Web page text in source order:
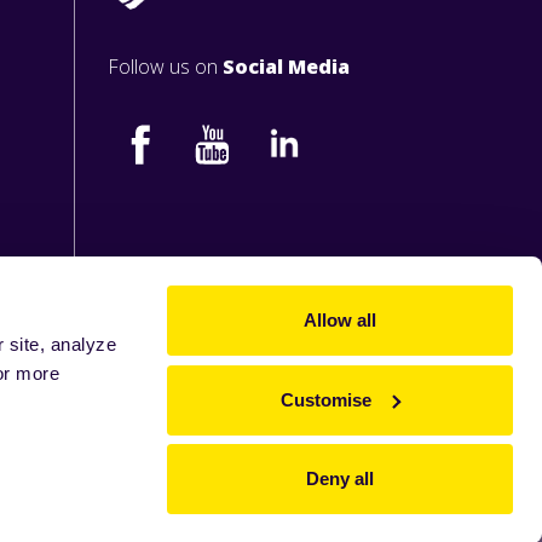
site, analyze
more
Allow all
Customise
Deny all
Follow us on Social Media